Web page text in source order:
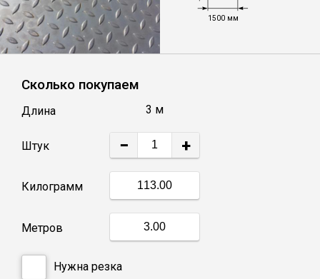
Швеллер
Катанка
Профлист
1500 мм
Сколько покупаем
Длина 3 м
Штук − +
Килограмм
Метров
Нужна резка